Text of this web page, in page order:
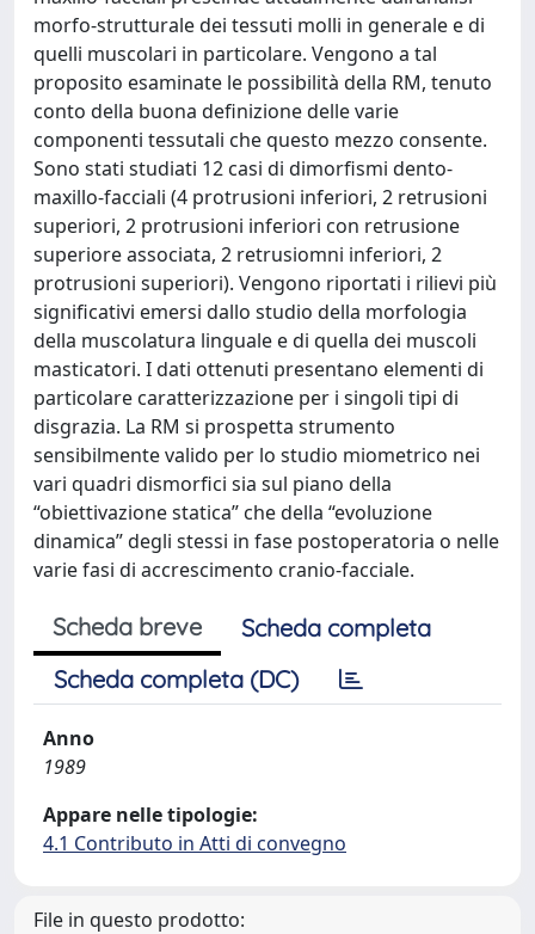
morfo-strutturale dei tessuti molli in generale e di
quelli muscolari in particolare. Vengono a tal
proposito esaminate le possibilità della RM, tenuto
conto della buona definizione delle varie
componenti tessutali che questo mezzo consente.
Sono stati studiati 12 casi di dimorfismi dento-
maxillo-facciali (4 protrusioni inferiori, 2 retrusioni
superiori, 2 protrusioni inferiori con retrusione
superiore associata, 2 retrusiomni inferiori, 2
protrusioni superiori). Vengono riportati i rilievi più
significativi emersi dallo studio della morfologia
della muscolatura linguale e di quella dei muscoli
masticatori. I dati ottenuti presentano elementi di
particolare caratterizzazione per i singoli tipi di
disgrazia. La RM si prospetta strumento
sensibilmente valido per lo studio miometrico nei
vari quadri dismorfici sia sul piano della
“obiettivazione statica” che della “evoluzione
dinamica” degli stessi in fase postoperatoria o nelle
varie fasi di accrescimento cranio-facciale.
Scheda breve
Scheda completa
Scheda completa (DC)
Anno
1989
Appare nelle tipologie:
4.1 Contributo in Atti di convegno
File in questo prodotto: